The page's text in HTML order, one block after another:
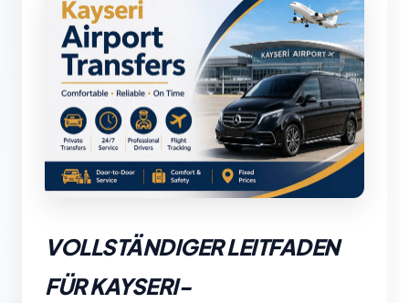
VOLLSTÄNDIGER LEITFADEN
FÜR KAYSERI-